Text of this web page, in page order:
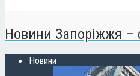
Новини Запоріжжя –
Новини